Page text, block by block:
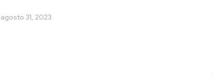
agosto 31, 2023